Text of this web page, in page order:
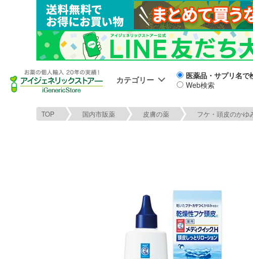
カテゴリー
医薬品・サプリ名で
Web検索
TOP 国内市販薬 皮膚の薬 フケ・頭皮のかゆ